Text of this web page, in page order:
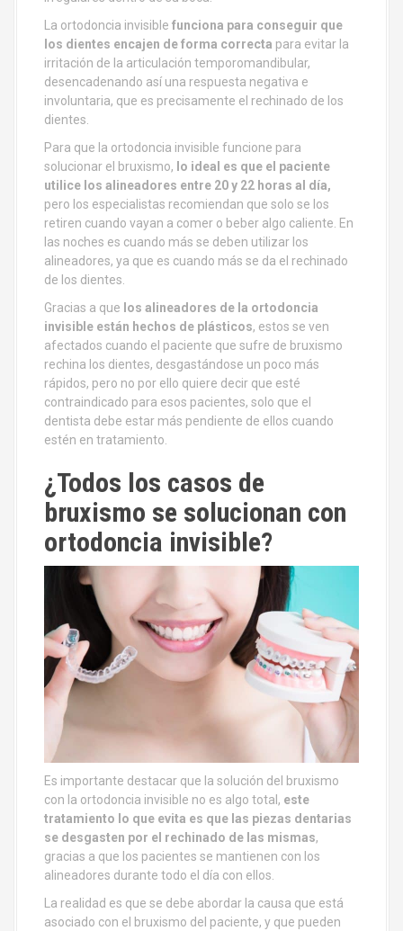
La ortodoncia invisible funciona para conseguir que
los dientes encajen de forma correcta para evitar la
irritación de la articulación temporomandibular,
desencadenando así una respuesta negativa e
involuntaria, que es precisamente el rechinado de los
dientes.
Para que la ortodoncia invisible funcione para
solucionar el bruxismo, lo ideal es que el paciente
utilice los alineadores entre 20 y 22 horas al día,
pero los especialistas recomiendan que solo se los
retiren cuando vayan a comer o beber algo caliente. En
las noches es cuando más se deben utilizar los
alineadores, ya que es cuando más se da el rechinado
de los dientes.
Gracias a que los alineadores de la ortodoncia
invisible están hechos de plásticos, estos se ven
afectados cuando el paciente que sufre de bruxismo
rechina los dientes, desgastándose un poco más
rápidos, pero no por ello quiere decir que esté
contraindicado para esos pacientes, solo que el
dentista debe estar más pendiente de ellos cuando
estén en tratamiento.
¿Todos los casos de
bruxismo se solucionan con
ortodoncia invisible?
Es importante destacar que la solución del bruxismo
con la ortodoncia invisible no es algo total, este
tratamiento lo que evita es que las piezas dentarias
se desgasten por el rechinado de las mismas,
gracias a que los pacientes se mantienen con los
alineadores durante todo el día con ellos.
La realidad es que se debe abordar la causa que está
asociado con el bruxismo del paciente, y que pueden